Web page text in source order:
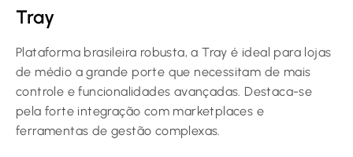
Tray
Plataforma brasileira robusta, a Tray é ideal para lojas
de médio a grande porte que necessitam de mais
controle e funcionalidades avançadas. Destaca-se
pela forte integração com marketplaces e
ferramentas de gestão complexas.